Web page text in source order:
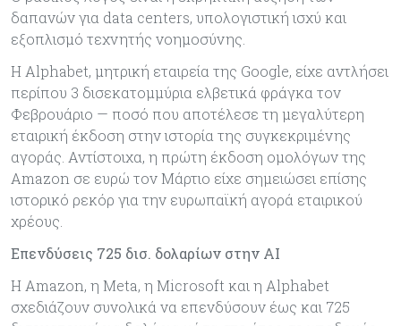
δαπανών για data centers, υπολογιστική ισχύ και
εξοπλισμό τεχνητής νοημοσύνης.
Η Alphabet, μητρική εταιρεία της Google, είχε αντλήσει
περίπου 3 δισεκατομμύρια ελβετικά φράγκα τον
Φεβρουάριο — ποσό που αποτέλεσε τη μεγαλύτερη
εταιρική έκδοση στην ιστορία της συγκεκριμένης
αγοράς. Αντίστοιχα, η πρώτη έκδοση ομολόγων της
Amazon σε ευρώ τον Μάρτιο είχε σημειώσει επίσης
ιστορικό ρεκόρ για την ευρωπαϊκή αγορά εταιρικού
χρέους.
Επενδύσεις 725 δισ. δολαρίων στην AI
Η Amazon, η Meta, η Microsoft και η Alphabet
σχεδιάζουν συνολικά να επενδύσουν έως και 725